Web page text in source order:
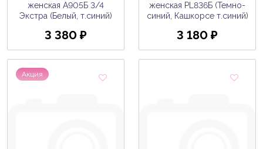
женская A905Б 3/4
Экстра (Белый, т.синий)
3 380 ₽
женская PL836Б (Темно-
синий, Кашкорсе т.синий)
3 180 ₽
Акция